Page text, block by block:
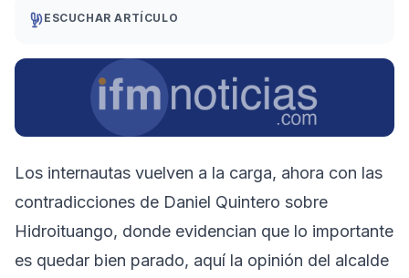
ESCUCHAR ARTÍCULO
Los internautas vuelven a la carga, ahora con las
contradicciones de Daniel Quintero sobre
Hidroituango, donde evidencian que lo importante
es quedar bien parado, aquí la opinión del alcalde